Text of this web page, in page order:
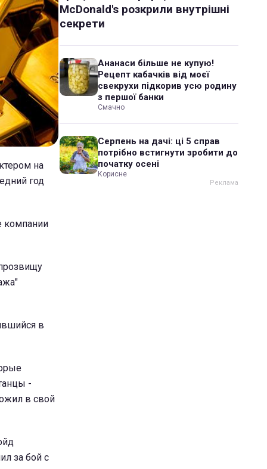
на
год
компании
в
-
в свой
за бой с
McDonald's розкрили внутрішні
секрети
Ананаси більше не купую!
Рецепт кабачків від моєї
свекрухи підкорив усю родину
з першої банки
Смачно
Серпень на дачі: ці 5 справ
потрібно встигнути зробити до
початку осені
Корисне